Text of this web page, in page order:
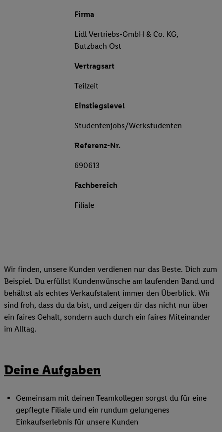
Firma
Lidl Vertriebs-GmbH & Co. KG,
Butzbach Ost
Vertragsart
Teilzeit
Einstiegslevel
Studentenjobs/Werkstudenten
Referenz-Nr.
690613
Fachbereich
Filiale
Wir finden, unsere Kunden verdienen nur das Beste. Dich zum
Beispiel. Du erfüllst Kundenwünsche am laufenden Band und
behältst als echtes Verkaufstalent immer den Überblick. Wir
sind froh, dass du da bist, und zeigen dir das nicht nur über
ein faires Gehalt, sondern auch durch ein faires Miteinander
im Alltag.
Deine Aufgaben
Gemeinsam mit deinen Teamkollegen sorgst du für eine
gepflegte Filiale und ein rundum gelungenes
Einkaufserlebnis für unsere Kunden